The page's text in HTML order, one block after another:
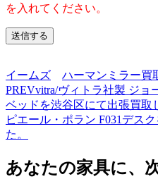
を入れてください。
イームズ
ハーマンミラー買
PREVvitra/ヴィトラ社製 ジョ
ベッドを渋谷区にて出張買取
ピエール・ポラン F031デス
た。
あなたの家具に、